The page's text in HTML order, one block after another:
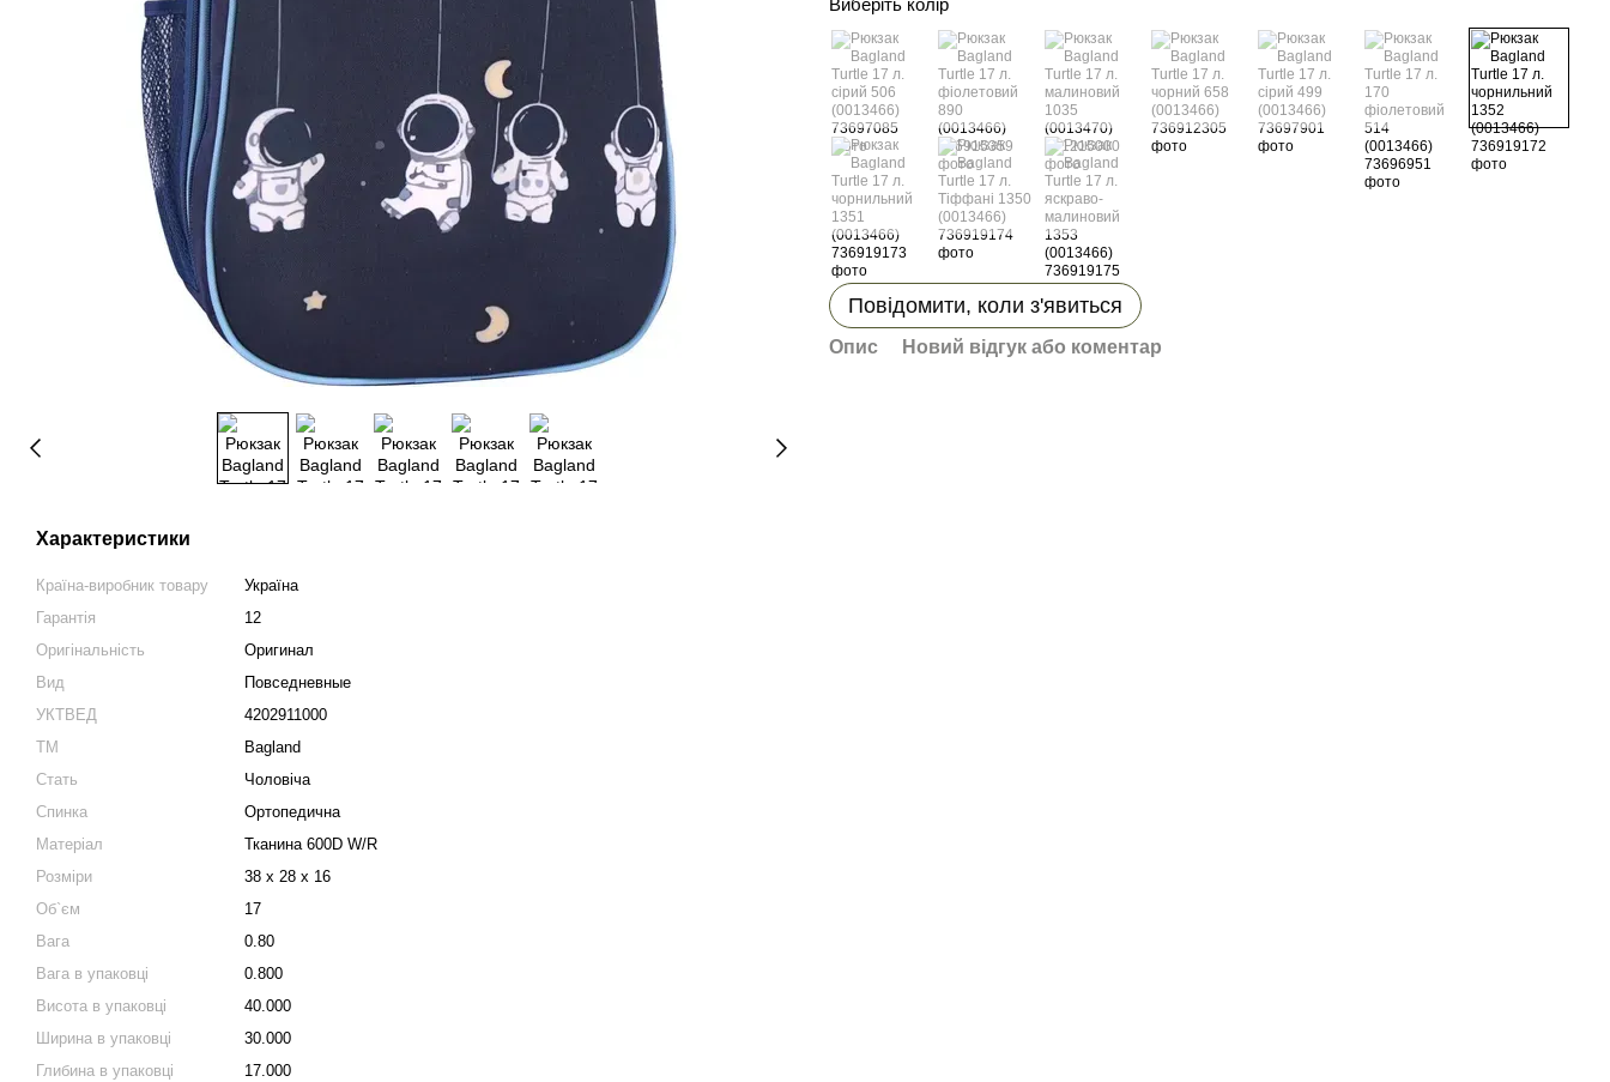
Характеристики
Країна-виробник товару
Україна
Гарантія
12
Оригінальність
Оригинал
Вид
Повседневные
УКТВЕД
4202911000
ТМ
Bagland
Стать
Чоловіча
Спинка
Ортопедична
Матеріал
Тканина 600D W/R
Розміри
38 x 28 x 16
Об`єм
17
Вага
0.80
Вага в упаковці
0.800
Висота в упаковці
40.000
Ширина в упаковці
30.000
Глибина в упаковці
17.000
Виберіть колір
Повідомити, коли з'явиться
Опис Новий відгук або коментар